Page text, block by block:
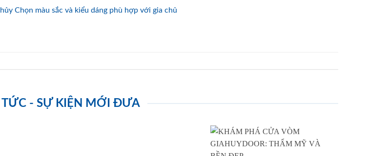
Chọn màu sắc và kiểu dáng phù hợp với gia chủ
TỨC - SỰ KIỆN MỚI ĐƯA